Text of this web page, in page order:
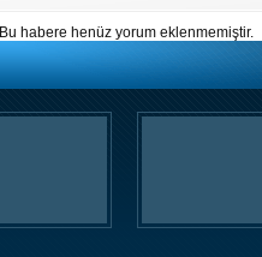
Bu habere henüz yorum eklenmemiştir.